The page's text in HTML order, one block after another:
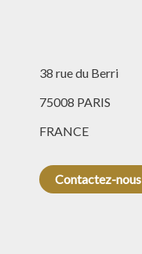
38 rue du Berri
75008 PARIS
FRANCE
Contactez-nous